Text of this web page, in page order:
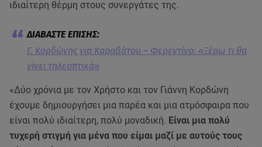
ιδιαίτερη θέρμη στους συνεργάτες της.
Γ. Κορδώνης για Καραβάτου – Φερεντίνο: «Ξέρω τι θα
γίνει τηλεοπτικά»
«Δύο χρόνια με τον Χρήστο και τον Γιάννη Κορδώνη
έχουμε δημιουργήσει μια παρέα και μια ατμόσφαιρα που
είναι πολύ ιδιαίτερη, πολύ μοναδική. Είναι μια πολύ
τυχερή στιγμή για μένα που είμαι μαζί με αυτούς τους